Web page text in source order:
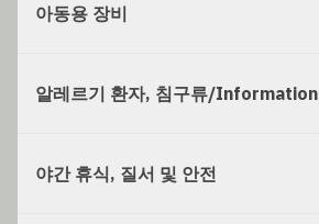
아동용 장비
알레르기 환자, 침구류/Information
야간 휴식, 질서 및 안전